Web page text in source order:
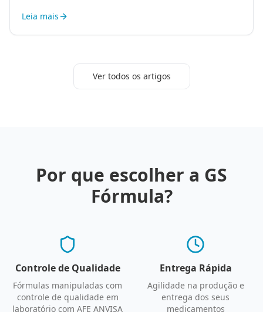
Leia mais
Ver todos os artigos
Por que escolher a GS
Fórmula?
Controle de Qualidade
Fórmulas manipuladas com
controle de qualidade em
laboratório com AFE ANVISA
Entrega Rápida
Agilidade na produção e
entrega dos seus
medicamentos